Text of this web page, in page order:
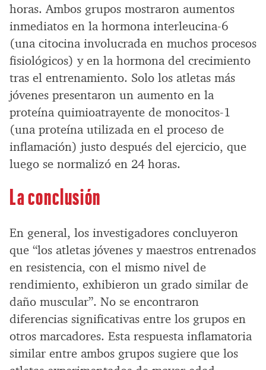
horas. Ambos grupos mostraron aumentos
inmediatos en la hormona interleucina-6
(una citocina involucrada en muchos procesos
fisiológicos) y en la hormona del crecimiento
tras el entrenamiento. Solo los atletas más
jóvenes presentaron un aumento en la
proteína quimioatrayente de monocitos-1
(una proteína utilizada en el proceso de
inflamación) justo después del ejercicio, que
luego se normalizó en 24 horas.
La conclusión
En general, los investigadores concluyeron
que “los atletas jóvenes y maestros entrenados
en resistencia, con el mismo nivel de
rendimiento, exhibieron un grado similar de
daño muscular”. No se encontraron
diferencias significativas entre los grupos en
otros marcadores. Esta respuesta inflamatoria
similar entre ambos grupos sugiere que los